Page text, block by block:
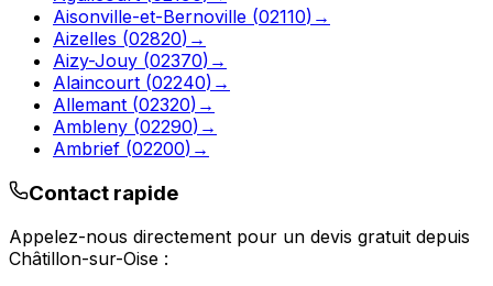
Aisonville-et-Bernoville (02110) →
Aizelles (02820) →
Aizy-Jouy (02370) →
Alaincourt (02240) →
Allemant (02320) →
Ambleny (02290) →
Ambrief (02200) →
Contact rapide
Appelez-nous directement pour un devis gratuit depuis
Châtillon-sur-Oise :